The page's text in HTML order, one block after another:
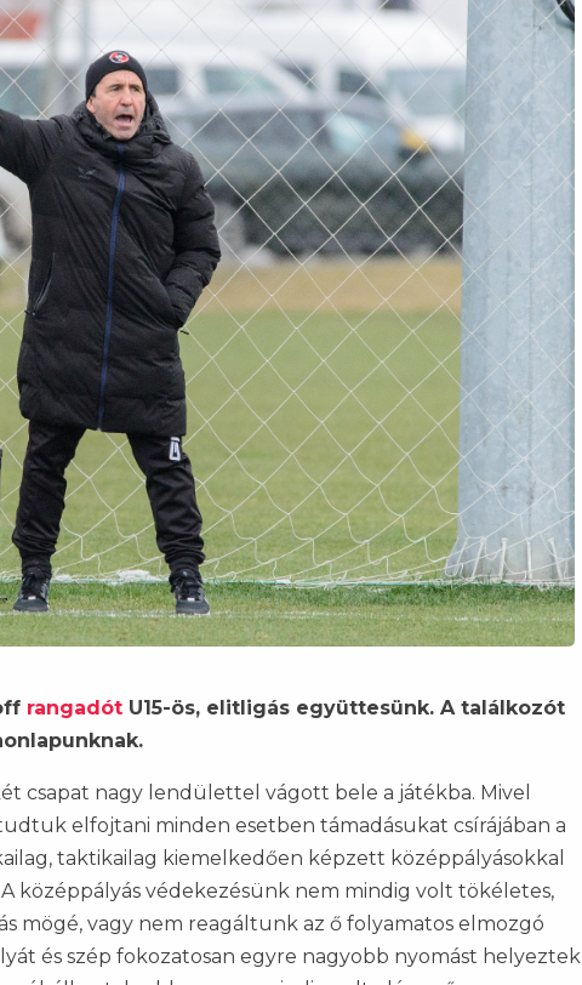
rangadót U15-ös, elitligás együttesünk. A találkozót
csapat nagy lendülettel vágott bele a játékba. Mivel
elfojtani minden esetben támadásukat csírájában a
taktikailag kiemelkedően képzett középpályásokkal
középpályás védekezésünk nem mindig volt tökéletes,
mögé, vagy nem reagáltunk az ő folyamatos elmozgó
és szép fokozatosan egyre nagyobb nyomást helyeztek